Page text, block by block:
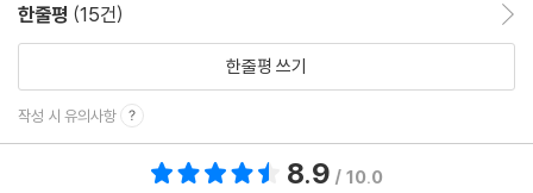
불평등이 정조준한 49개의 개혁 법안
국가 안의 국가 PDVSA와 권력의 충돌
대통령궁으로 향한 쿠데타
석유 파업과 국가 권력의 재편
한줄평 (15건)
한줄평 쓰기
작성 시 유의사항
8.9 / 10.0